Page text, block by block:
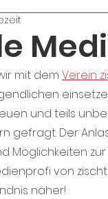
Elternanlässe
mit dem Verein
und teils
gefragt. Der
Möglichkeiten
von
näher!